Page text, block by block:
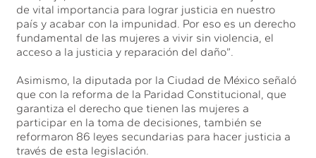
de vital importancia para lograr justicia en nuestro
país y acabar con la impunidad. Por eso es un derecho
fundamental de las mujeres a vivir sin violencia, el
acceso a la justicia y reparación del daño”.
Asimismo, la diputada por la Ciudad de México señaló
que con la reforma de la Paridad Constitucional, que
garantiza el derecho que tienen las mujeres a
participar en la toma de decisiones, también se
reformaron 86 leyes secundarias para hacer justicia a
través de esta legislación.